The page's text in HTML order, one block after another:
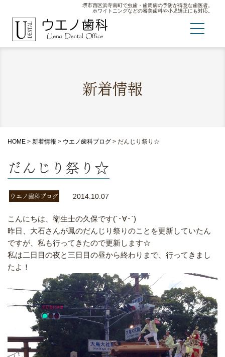
堺市西区浜寺南町で虫歯・歯周病の予防が得意な歯医者。
ホワイトニングなどの審美歯科や小児矯正にも対応。
新着情報
HOME > 新着情報 > ウエノ歯科ブログ > だんじり祭り☆
だんじり祭り☆
ウエノ歯科ブログ 2014.10.07
こんにちは、衛生士の久保です(´･∀･`)
昨日、大石さんが鳳のだんじり祭りのことを更新していたん
ですが、私も行ってきたので更新します☆
私は二日目の夜と三日目の昼から終わりまで、行ってきまし
たよ！